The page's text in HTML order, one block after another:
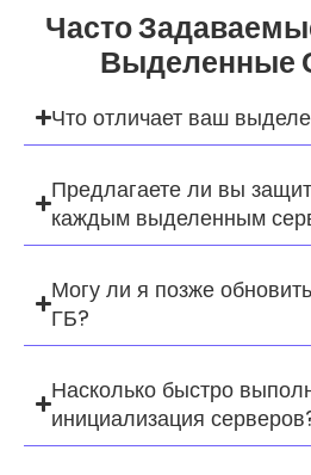
Часто
Выделенные
Что отличает ваш
Предлагаете ли вы
каждым выделенным
Могу ли я позже
ГБ?
Насколько быстро
инициализация